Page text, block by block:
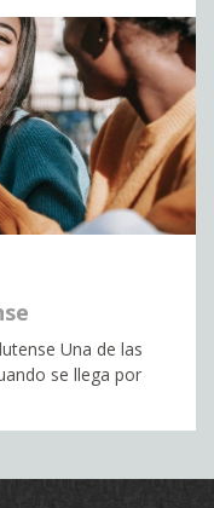
Una de las
se llega por